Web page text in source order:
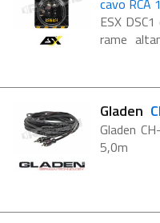
ESX
rame
Cavo
Gladen
Gladen
5,0m